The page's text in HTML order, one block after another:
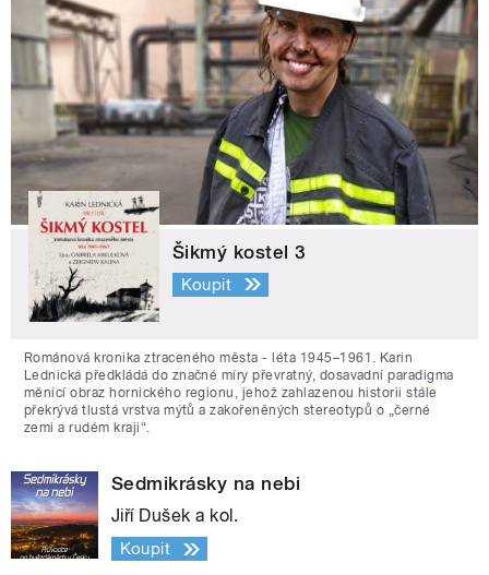
Šikmý kostel 3
Koupit
Románová kronika ztraceného města - léta 1945–1961. Karin
Lednická předkládá do značné míry převratný, dosavadní paradigma
měnící obraz hornického regionu, jehož zahlazenou historii stále
překrývá tlustá vrstva mýtů a zakořeněných stereotypů o „černé
zemi a rudém kraji“.
Sedmikrásky na nebi
Jiří Dušek a kol.
Koupit